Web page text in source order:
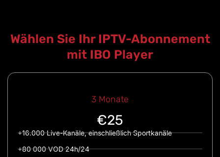
Wählen Sie Ihr IPTV-Abonnement
mit IBO Player
3 Monate
€25
+16.000 Live-Kanäle, einschließlich Sportkanäle
+80 000 VOD 24h/24